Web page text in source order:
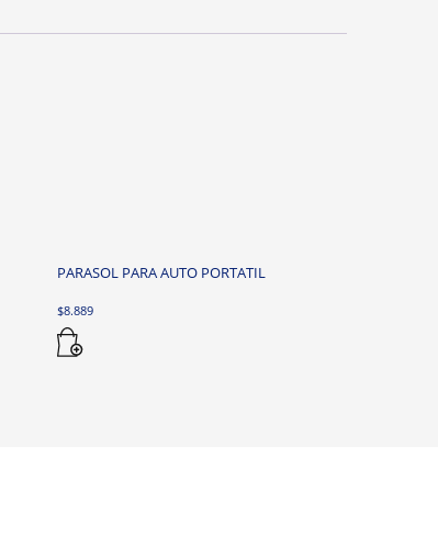
cantidad
PARASOL PARA AUTO PORTATIL
$8.889